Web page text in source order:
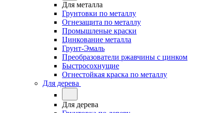
Для металла
Грунтовки по металлу
Огнезащита по металлу
Промышленые краски
Цинкование металла
Грунт-Эмаль
Преобразователи ржавчины с цинком
Быстросохнущие
Огнестойкая краска по металлу
Для дерева
Для дерева